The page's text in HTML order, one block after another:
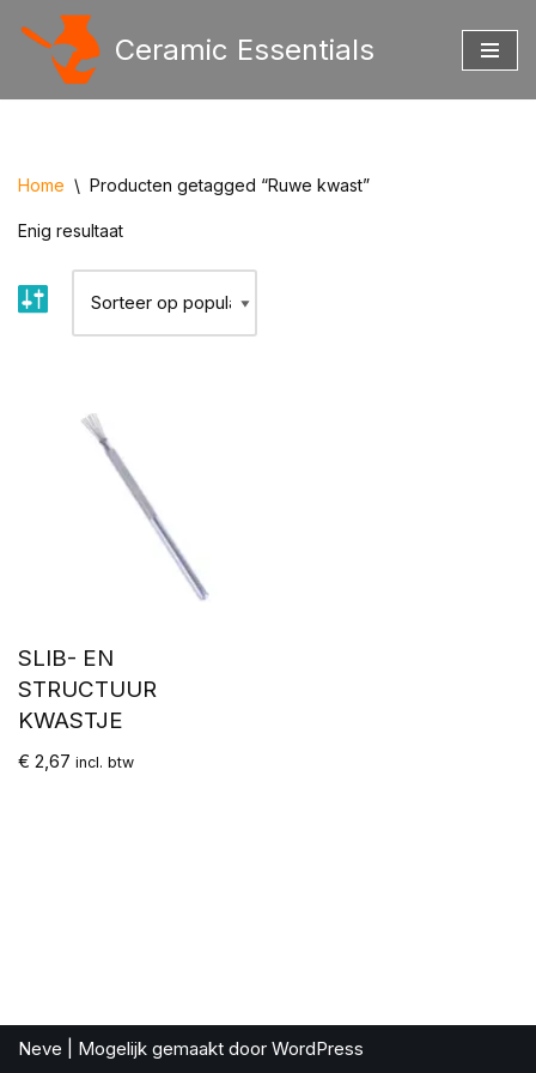
Ceramic Essentials
Home \ Producten getagged “Ruwe kwast”
Enig resultaat
SLIB- EN
STRUCTUUR
KWASTJE
€ 2,67 incl. btw
Neve | Mogelijk gemaakt door WordPress